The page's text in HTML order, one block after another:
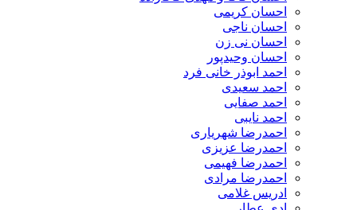
احسان کریمی
احسان ناجی
احسان نی زن
احسان وحیدپور
احمد ابوذر خانی فرد
احمد سعیدی
احمد صفایی
احمد نایبی
احمدرضا شهریاری
احمدرضا عزیزی
احمدرضا فهیمی
احمدرضا مرادی
ادریس غلامی